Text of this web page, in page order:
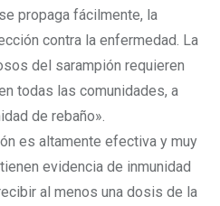
propaga fácilmente, la
contra la enfermedad. La
del sarampión requieren
todas las comunidades, a
de rebaño».
es altamente efectiva y muy
evidencia de inmunidad
al menos una dosis de la